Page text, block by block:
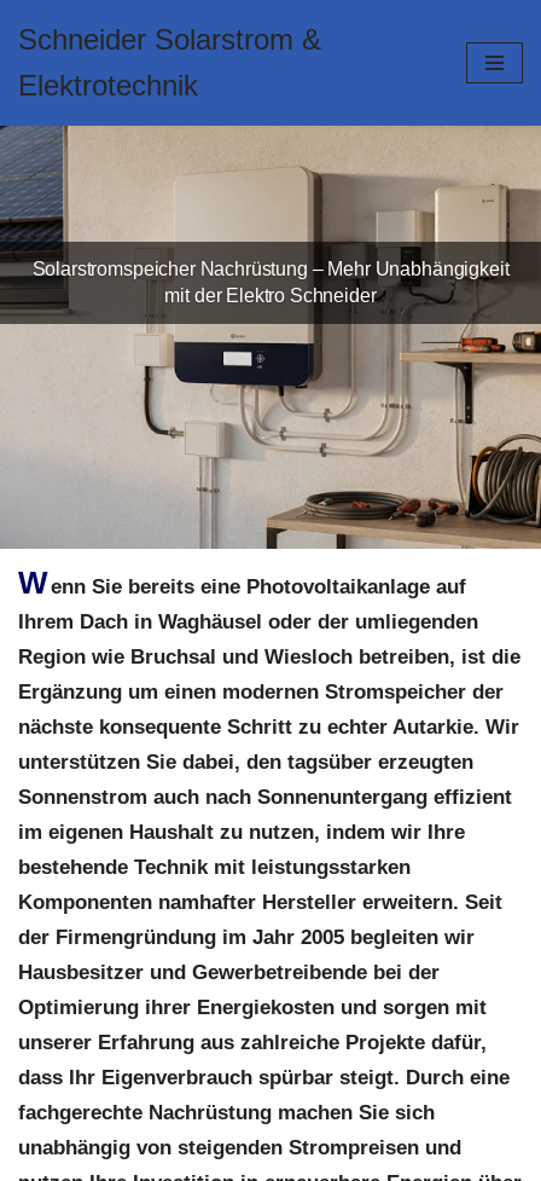
Inhalt
springen
Schneider Solarstrom &
Elektrotechnik
Solarstromspeicher Nachrüstung – Mehr Unabhängigkeit
mit der Elektro Schneider
Wenn Sie bereits eine Photovoltaikanlage auf
Ihrem Dach in Waghäusel oder der umliegenden
Region wie Bruchsal und Wiesloch betreiben, ist die
Ergänzung um einen modernen Stromspeicher der
nächste konsequente Schritt zu echter Autarkie. Wir
unterstützen Sie dabei, den tagsüber erzeugten
Sonnenstrom auch nach Sonnenuntergang effizient
im eigenen Haushalt zu nutzen, indem wir Ihre
bestehende Technik mit leistungsstarken
Komponenten namhafter Hersteller erweitern. Seit
der Firmengründung im Jahr 2005 begleiten wir
Hausbesitzer und Gewerbetreibende bei der
Optimierung ihrer Energiekosten und sorgen mit
unserer Erfahrung aus zahlreiche Projekte dafür,
dass Ihr Eigenverbrauch spürbar steigt. Durch eine
fachgerechte Nachrüstung machen Sie sich
unabhängig von steigenden Strompreisen und